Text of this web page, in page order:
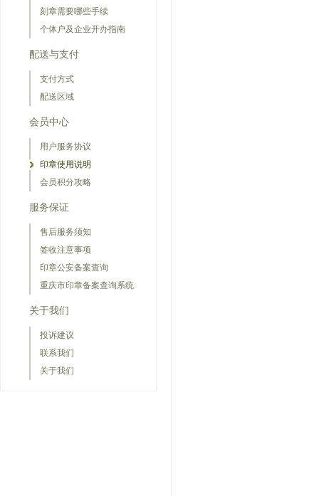
刻章需要哪些手续
个体户及企业开办指南
配送与支付
支付方式
配送区域
会员中心
用户服务协议
印章使用说明
会员积分攻略
服务保证
售后服务须知
签收注意事项
印章公安备案查询
重庆市印章备案查询系统
关于我们
投诉建议
联系我们
关于我们